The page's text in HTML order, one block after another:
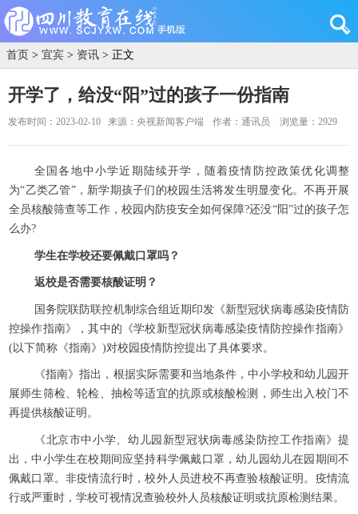
首页 > 宜宾 > 资讯 > 正文
开学了，给没“阳”过的孩子一份指南
发布时间：2023-02-10 来源：央视新闻客户端 作者：通讯员 浏览量：2929
全国各地中小学近期陆续开学，随着疫情防控政策优化调整
为“乙类乙管”，新学期孩子们的校园生活将发生明显变化。不再开展
全员核酸筛查等工作，校园内防疫安全如何保障?还没“阳”过的孩子怎
么办?
学生在学校还要佩戴口罩吗？
返校是否需要核酸证明？
国务院联防联控机制综合组近期印发《新型冠状病毒感染疫情防
控操作指南》，其中的《学校新型冠状病毒感染疫情防控操作指南》
(以下简称《指南》)对校园疫情防控提出了具体要求。
《指南》指出，根据实际需要和当地条件，中小学校和幼儿园开
展师生筛检、轮检、抽检等适宜的抗原或核酸检测，师生出入校门不
再提供核酸证明。
《北京市中小学、幼儿园新型冠状病毒感染防控工作指南》提
出，中小学生在校期间应坚持科学佩戴口罩，幼儿园幼儿在园期间不
佩戴口罩。非疫情流行时，校外人员进校不再查验核酸证明。疫情流
行或严重时，学校可视情况查验校外人员核酸证明或抗原检测结果。